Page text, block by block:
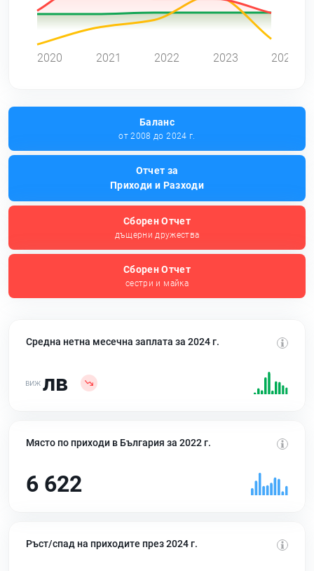
2020 2021 2022 2023 2024
Баланс
от 2008 до 2024 г.
Отчет за
Приходи и Разходи
Сборен Отчет
дъщерни дружества
Сборен Отчет
сестри и майка
Средна нетна месечна заплата за 2024 г.
лв
Място по приходи в България за 2022 г.
6 622
Ръст/спад на приходите през 2024 г.